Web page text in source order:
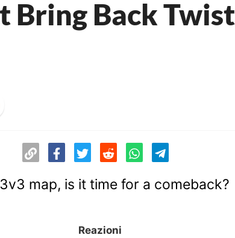
Bring Back
map, is it time for a comeback?
Reazioni